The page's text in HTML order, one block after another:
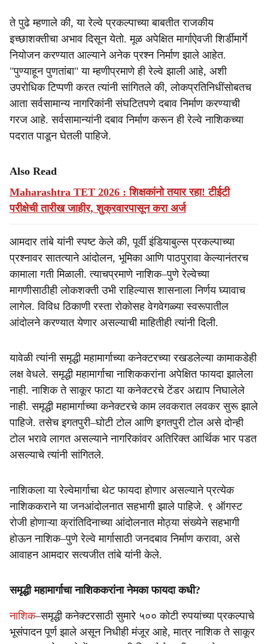
ते पुढे म्हणाले की, या रेल्वे प्रकल्पाच्या बाबतीत राजकीय
इच्छाशक्तीचा अभाव दिसून येतो. मूळ अपेक्षित मार्गाऐवजी शिर्डीमार्गे
नियोजन करण्यात आल्याने अनेक प्रश्न निर्माण झाले आहेत.
"पुण्याहून पुणतांबा" या म्हणीप्रमाणे ही रेल्वे झाली आहे, अशी
उपरोधिक टिप्पणी करत त्यांनी सांगितले की, लोकप्रतिनिधींसोबतच
आता सर्वसामान्य नागरिकांनी संघटितपणे दबाव निर्माण करण्याची
गरज आहे. सर्वसामान्यांनी दबाव निर्माण करून ही रेल्वे नाशिकच्या
पदरात पाडून घेतली पाहिजे.
Also Read
Maharashtra TET 2026 : शिक्षकांनो तयार रहा! टीईटी
परीक्षेची तारीख जाहीर, शुक्रवारपासून करा अर्ज
आमदार तांबे यांनी स्पष्ट केले की, पूर्वी इंडियाबुल्स प्रकल्पाच्या
प्रश्नावर सातत्याने आंदोलन, भूमिका आणि पाठपुरावा केल्यानंतरच
कामाला गती मिळाली. त्याचप्रमाणे नाशिक–पुणे रेल्वेच्या
मागणीसाठीही लोकशक्ती उभी राहिल्यास शासनाला निर्णय घ्यावाच
लागेल. विविध ठिकाणी रस्ता रोकोसह वेगवेगळ्या स्वरूपातील
आंदोलने करण्यात येणार असल्याची माहितीही त्यांनी दिली.
यावेळी त्यांनी समृद्धी महामार्गाच्या कनेक्टरच्या रखडलेल्या कामाकडेही
लक्ष वेधले. समृद्धी महामार्गाचा नाशिककरांना अपेक्षित फायदा झालेला
नाही. नाशिक ते साकूर फाटा या कनेक्टरचे टेंडर अद्याप निघालेले
नाही. समृद्धी महामार्गाच्या कनेक्टरचे काम लवकरात लवकर सुरू झाले
पाहिजे. तसेच इगतपुरी–घोटी टोल आणि इगतपुरी टोल असे दोन्ही
टोल भरावे लागत असल्याने नागरिकांवर अतिरिक्त आर्थिक भार पडत
असल्याचे त्यांनी सांगितले.
नाशिकला या रेल्वेमार्गाचा थेट फायदा होणार असल्याने प्रत्येक
नाशिककराने या जनआंदोलनात सहभागी झाले पाहिजे. ९ ऑगस्ट
रोजी होणाऱ्या क्रांतिदिनाच्या आंदोलनात मोठ्या संख्येने सहभागी
होऊन नाशिक–पुणे रेल्वे मार्गासाठी जनदबाव निर्माण करावा, असे
आवाहन आमदार सत्यजीत तांबे यांनी केले.
समृद्धी महामार्गाचा नाशिककरांना नेमका फायदा कधी?
नाशिक–समृद्धी कनेक्टरसाठी सुमारे ५०० कोटी रुपयांच्या प्रकल्पाचे
भूसंपादन पूर्ण झाले असून निधीही मंजूर आहे, मात्र नाशिक ते साकूर